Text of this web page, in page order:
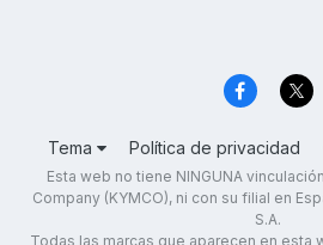
Tema Política de privacidad
Esta web no tiene NINGUNA
Company (KYMCO), ni con su filial en
S.A.
Todas las marcas que aparecen en esta